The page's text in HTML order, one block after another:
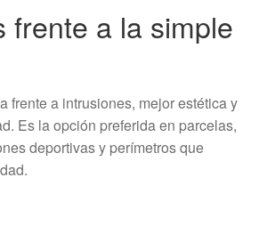
frente a la simple
frente a intrusiones, mejor estética y
Es la opción preferida en parcelas,
deportivas y perímetros que